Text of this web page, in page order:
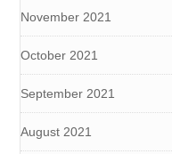
November 2021
October 2021
September 2021
August 2021